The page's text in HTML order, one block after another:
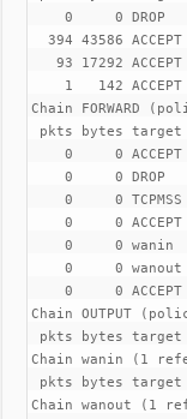
0     0 DROP
394 43586
93 17292
1   142
Chain FORWARD
pkts bytes
0     0
0     0 DROP
0     0
0     0
0     0 wanin
0     0
0     0
Chain OUTPUT
pkts bytes
Chain wanin (1
pkts bytes
Chain wanout (1